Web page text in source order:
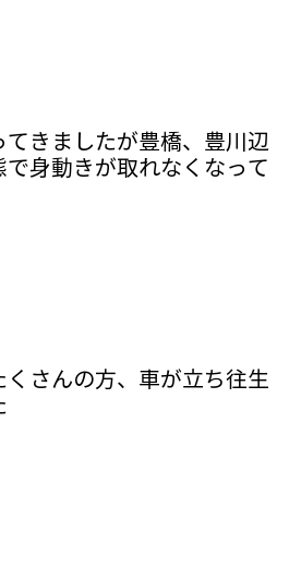
きましたが豊橋、豊川辺
身動きが取れなくなって
さんの方、車が立ち往生